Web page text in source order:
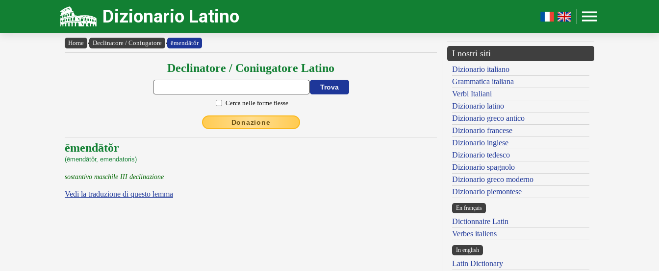
Dizionario Latino
Home › Declinatore / Coniugatore › ēmendātŏr
Declinatore / Coniugatore Latino
Cerca nelle forme flesse
Donazione
ēmendātŏr
(ēmendātŏr, emendatoris)
sostantivo maschile III declinazione
Vedi la traduzione di questo lemma
I nostri siti
Dizionario italiano
Grammatica italiana
Verbi Italiani
Dizionario latino
Dizionario greco antico
Dizionario francese
Dizionario inglese
Dizionario tedesco
Dizionario spagnolo
Dizionario greco moderno
Dizionario piemontese
En français
Dictionnaire Latin
Verbes italiens
In english
Latin Dictionary